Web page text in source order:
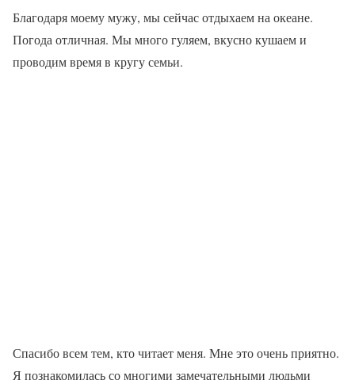
Благодаря моему мужу, мы сейчас отдыхаем на океане.
Погода отличная. Мы много гуляем, вкусно кушаем и
проводим время в кругу семьи.
Спасибо всем тем, кто читает меня. Мне это очень приятно.
Я познакомилась со многими замечательными людьми